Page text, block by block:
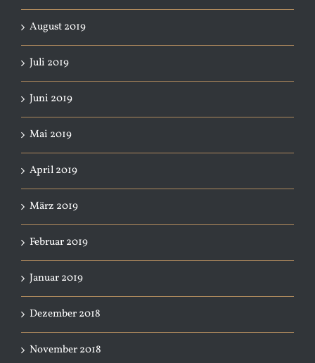
August 2019
Juli 2019
Juni 2019
Mai 2019
April 2019
März 2019
Februar 2019
Januar 2019
Dezember 2018
November 2018